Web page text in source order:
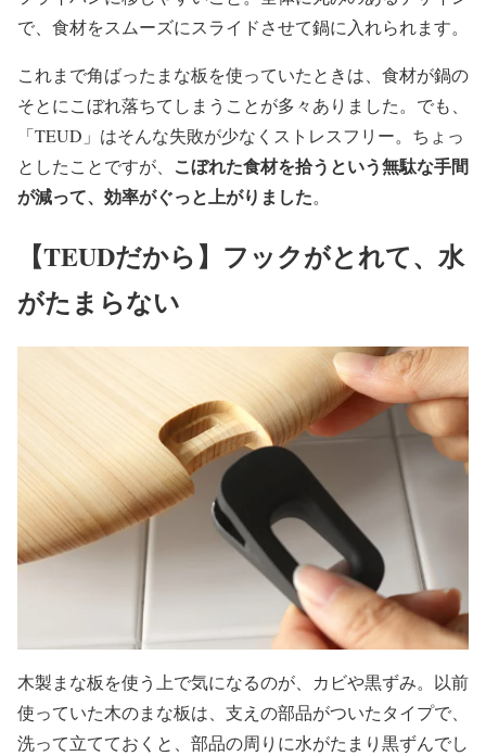
で、食材をスムーズにスライドさせて鍋に入れられます。
これまで角ばったまな板を使っていたときは、食材が鍋の
そとにこぼれ落ちてしまうことが多々ありました。でも、
「TEUD」はそんな失敗が少なくストレスフリー。ちょっ
としたことですが、 こぼれた食材を拾うという無駄な手間
が減って、効率がぐっと上がりました。
【TEUDだから】フックがとれて、水
がたまらない
木製まな板を使う上で気になるのが、カビや黒ずみ。以前
使っていた木のまな板は、支えの部品がついたタイプで、
洗って立てておくと、部品の周りに水がたまり黒ずんでし